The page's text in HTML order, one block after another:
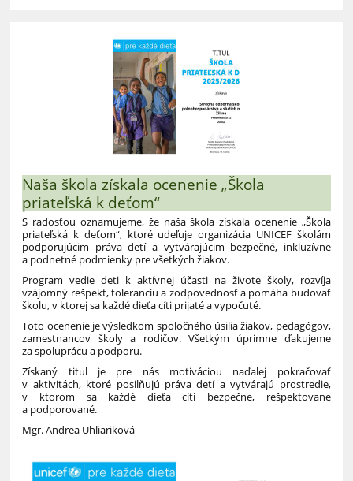
Naša škola získala ocenenie „Škola
priateľská k deťom“
S radosťou oznamujeme, že naša škola získala ocenenie „Škola
priateľská k deťom“, ktoré udeľuje organizácia UNICEF školám
podporujúcim práva detí a vytvárajúcim bezpečné, inkluzívne
a podnetné podmienky pre všetkých žiakov.
Program vedie deti k aktívnej účasti na živote školy, rozvíja
vzájomný rešpekt, toleranciu a zodpovednosť a pomáha budovať
školu, v ktorej sa každé dieťa cíti prijaté a vypočuté.
Toto ocenenie je výsledkom spoločného úsilia žiakov, pedagógov,
zamestnancov školy a rodičov. Všetkým úprimne ďakujeme
za spoluprácu a podporu.
Získaný titul je pre nás motiváciou naďalej pokračovať
v aktivitách, ktoré posilňujú práva detí a vytvárajú prostredie,
v ktorom sa každé dieťa cíti bezpečne, rešpektovane
a podporované.
Mgr. Andrea Uhliariková